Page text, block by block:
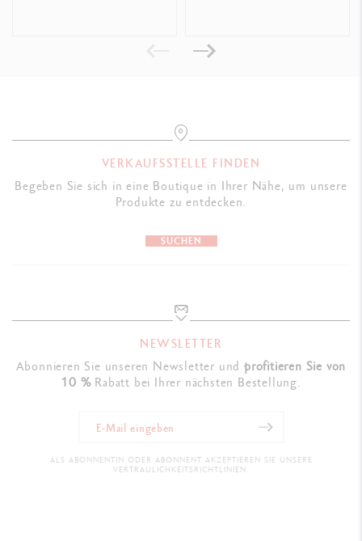
VERKAUFSSTELLE FINDEN
Begeben Sie sich in eine Boutique in Ihrer Nähe, um unsere
Produkte zu entdecken.
SUCHEN
NEWSLETTER
Abonnieren Sie unseren Newsletter undprofitieren Sie von
10 %Rabatt bei Ihrer nächsten Bestellung.
ALS ABONNENTIN ODER ABONNENT AKZEPTIEREN SIE UNSERE
VERTRAULICHKEITSRICHTLINIEN.